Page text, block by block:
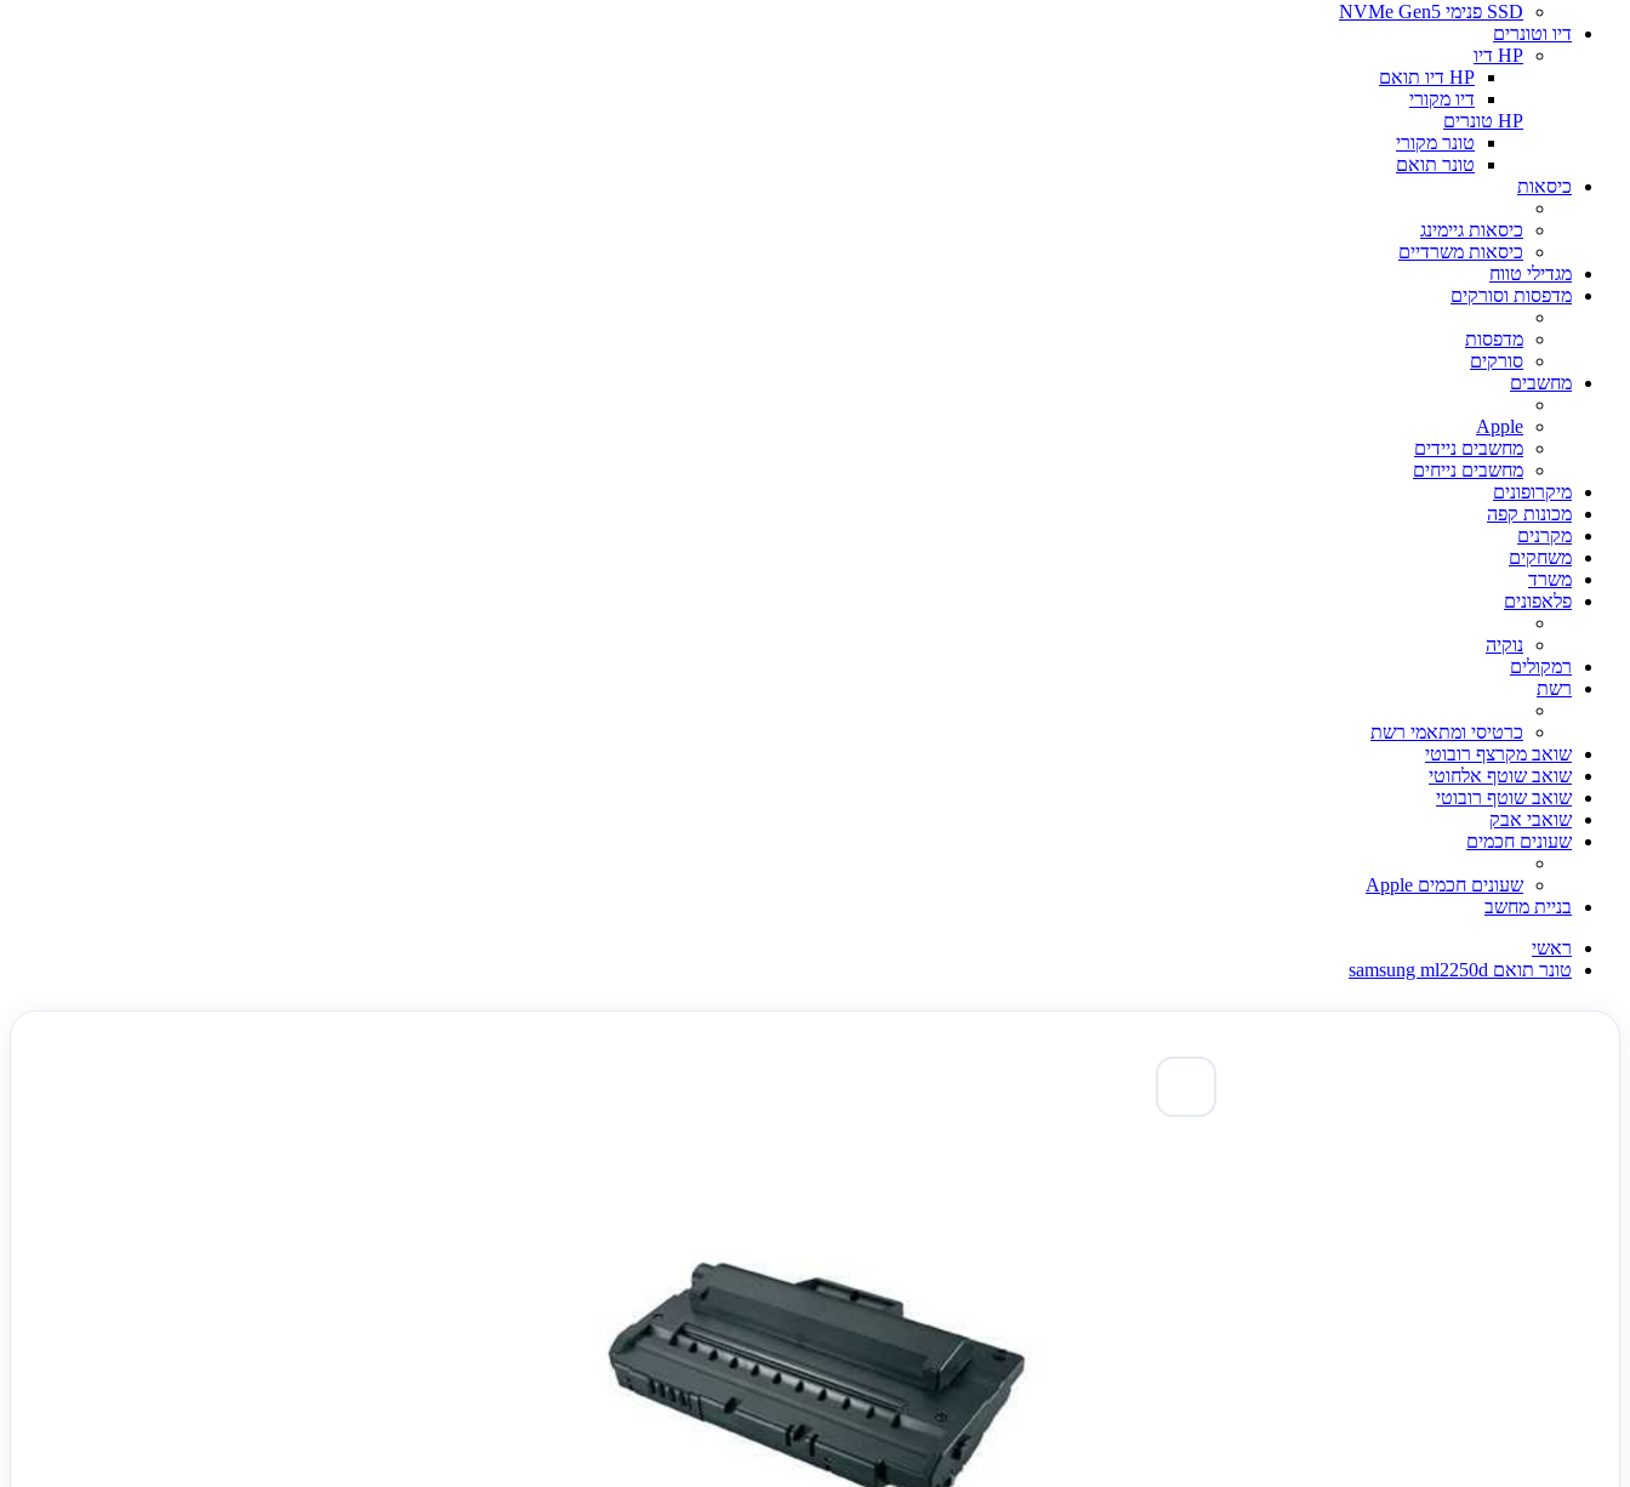
SSD פנימי NVMe Gen5
דיו וטונרים
HP דיו
HP דיו תואם
דיו מקורי
HP טונרים
טונר מקורי
טונר תואם
כיסאות
כיסאות גיימינג
כיסאות משרדיים
מגדילי טווח
מדפסות וסורקים
מדפסות
סורקים
מחשבים
Apple
מחשבים ניידים
מחשבים נייחים
מיקרופונים
מכונות קפה
מקרנים
משחקים
משרד
פלאפונים
נוקיה
רמקולים
רשת
כרטיסי ומתאמי רשת
שואב מקרצף רובוטי
שואב שוטף אלחוטי
שואב שוטף רובוטי
שואבי אבק
שעונים חכמים
שעונים חכמים Apple
בניית מחשב
ראשי
טונר תואם samsung ml2250d